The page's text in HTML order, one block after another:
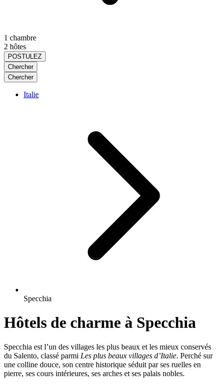
1 chambre
2 hôtes
POSTULEZ
Chercher
Chercher
Italie
Specchia
Hôtels de charme à Specchia
Specchia est l’un des villages les plus beaux et les mieux conservés
du Salento, classé parmi Les plus beaux villages d’Italie. Perché sur
une colline douce, son centre historique séduit par ses ruelles en
pierre, ses cours intérieures, ses arches et ses palais nobles.